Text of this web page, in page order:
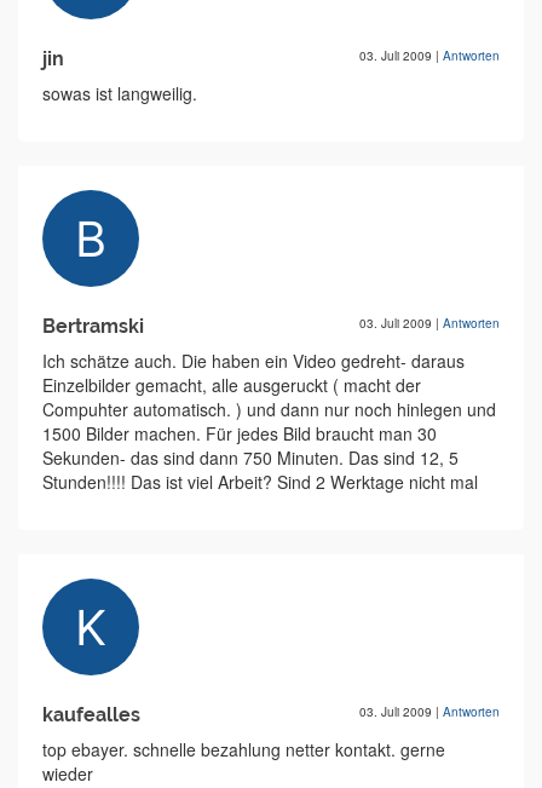
jin 03. Juli 2009 | Antworten
sowas ist langweilig.
Bertramski 03. Juli 2009 | Antworten
Ich schätze auch. Die haben ein Video gedreht- daraus
Einzelbilder gemacht, alle ausgeruckt ( macht der
Compuhter automatisch. ) und dann nur noch hinlegen und
1500 Bilder machen. Für jedes Bild braucht man 30
Sekunden- das sind dann 750 Minuten. Das sind 12, 5
Stunden!!!! Das ist viel Arbeit? Sind 2 Werktage nicht mal
kaufealles 03. Juli 2009 | Antworten
top ebayer. schnelle bezahlung netter kontakt. gerne
wieder